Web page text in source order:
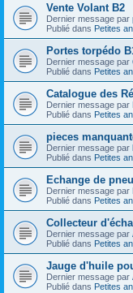
Vente Volant B2
Dernier message par
Publié dans Petites
Portes torpédo
Dernier message par
Publié dans Petites
Catalogue des
Dernier message par
Publié dans Petites
pieces
Dernier message par
Publié dans Petites
Echange de
Dernier message par
Publié dans Petites
Collecteur
Dernier message par
Publié dans Petites
Jauge d'huile
Dernier message par
Publié dans Petites